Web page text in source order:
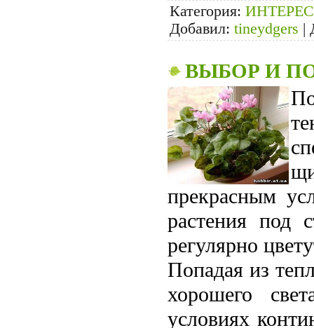
Категория:
Добавил: tineydgers |
ВЫБОР И
пре­красным
растения под
регулярно
Попадая из
хорошего
условиях